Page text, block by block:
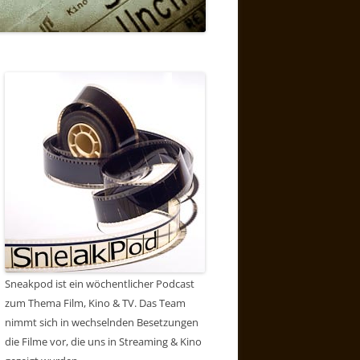
Sneakpod ist ein wöchentlicher Podcast
zum Thema Film, Kino & TV. Das Team
nimmt sich in wechselnden Besetzungen
die Filme vor, die uns in Streaming & Kino